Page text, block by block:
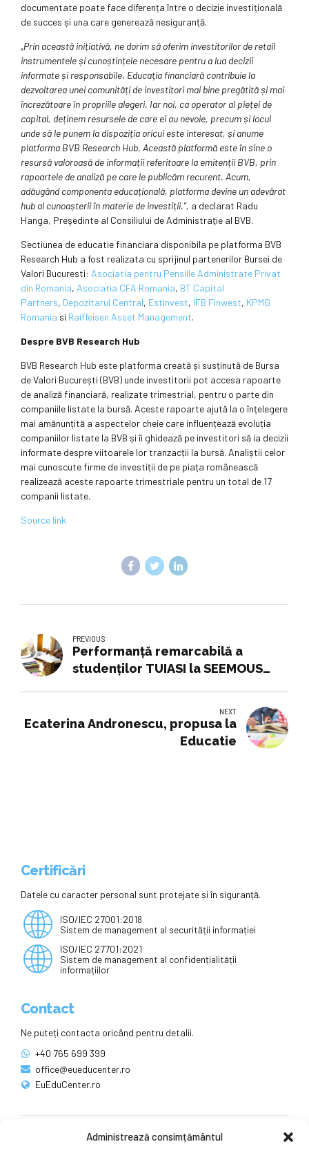
Administrează consimțământul
documentate poate face diferența între o decizie investițională
de succes și una care generează nesiguranță.
„Prin această inițiativă, ne dorim să oferim investitorilor de retail
instrumentele și cunoștințele necesare pentru a lua decizii
informate și responsabile. Educaţia financiară contribuie la
dezvoltarea unei comunități de investitori mai bine pregătită și mai
încrezătoare în propriile alegeri. Iar noi, ca operator al pieței de
capital, deținem resursele de care ei au nevoie, precum și locul
unde să le punem la dispoziția oricui este interesat, și anume
platforma BVB Research Hub. Această platformă este în sine o
resursă valoroasă de informații referitoare la emitenții BVB, prin
rapoartele de analiză pe care le publicăm recurent. Acum,
adăugând componenta educațională, platforma devine un adevărat
hub al cunoașterii în materie de investiții.”, a declarat Radu
Hanga, Preşedinte al Consiliului de Administraţie al BVB.
Sectiunea de educatie financiara disponibila pe platforma BVB
Research Hub a fost realizata cu sprijinul partenerilor Bursei de
Valori Bucuresti: Asociatia pentru Pensiile Administrate Privat
din Romania, Asociatia CFA Romania, BT Capital
Partners, Depozitarul Central, Estinvest, IFB Finwest, KPMG
Romania si Raiffeisen Asset Management.
Despre BVB Research Hub
BVB Research Hub este platforma creată și susținută de Bursa
de Valori București (BVB) unde investitorii pot accesa rapoarte
de analiză financiară, realizate trimestrial, pentru o parte din
companiile listate la bursă. Aceste rapoarte ajută la o înțelegere
mai amănunțită a aspectelor cheie care influențează evoluția
companiilor listate la BVB și îi ghidează pe investitori să ia decizii
informate despre viitoarele lor tranzacții la bursă. Analiștii celor
mai cunoscute firme de investiții de pe piața românească
realizează aceste rapoarte trimestriale pentru un total de 17
companii listate.
Source link
PREVIOUS
Performanță remarcabilă a
studenților TUIASI la SEEMOUS
NEXT
Ecaterina Andronescu, propusa la
Educatie
Certificări
Datele cu caracter personal sunt protejate și în siguranță.
ISO/IEC 27001:2018
Sistem de management al securității informației
ISO/IEC 27701:2021
Sistem de management al confidențialității
informațiilor
Contact
Ne puteți contacta oricând pentru detalii.
+40 765 699 399
office@eueducenter.ro
EuEduCenter.ro